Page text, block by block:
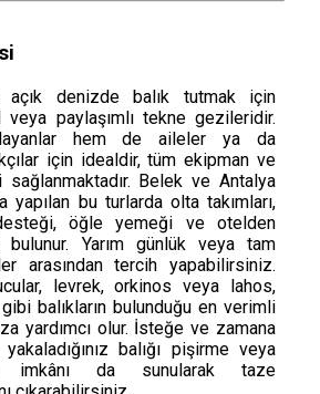
açık denizde balık tutmak için
paylaşımlı tekne gezileridir.
hem de aileler ya da
için idealdir, tüm ekipman ve
Belek ve Antalya
yapılan bu turlarda olta takımları,
öğle yemeği ve otelden
Yarım günlük veya tam
arasından tercih yapabilirsiniz.
levrek, orkinos veya lahos,
balıkların bulunduğu en verimli
yardımcı olur. İsteğe ve zamana
balığı pişirme veya
imkânı da sunularak taze